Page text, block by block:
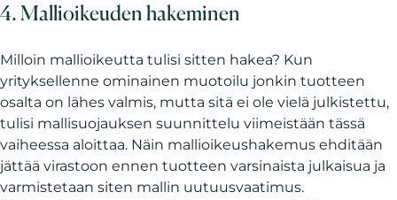
4. Mallioikeuden hakeminen
Milloin mallioikeutta tulisi sitten hakea? Kun
yrityksellenne ominainen muotoilu jonkin tuotteen
osalta on lähes valmis, mutta sitä ei ole vielä julkistettu,
tulisi mallisuojauksen suunnittelu viimeistään tässä
vaiheessa aloittaa. Näin mallioikeushakemus ehditään
jättää virastoon ennen tuotteen varsinaista julkaisua ja
varmistetaan siten mallin uutuusvaatimus.